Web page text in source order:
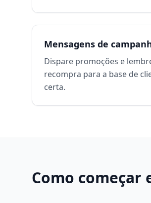
Mensagens de
Dispare promoções e
recompra para a base de
certa.
Como começar